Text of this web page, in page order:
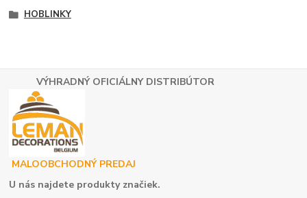
HOBLINKY
VÝHRADNÝ OFICIÁLNY DISTRIBÚTOR
MALOOBCHODNÝ PREDAJ
U nás najdete produkty značiek.